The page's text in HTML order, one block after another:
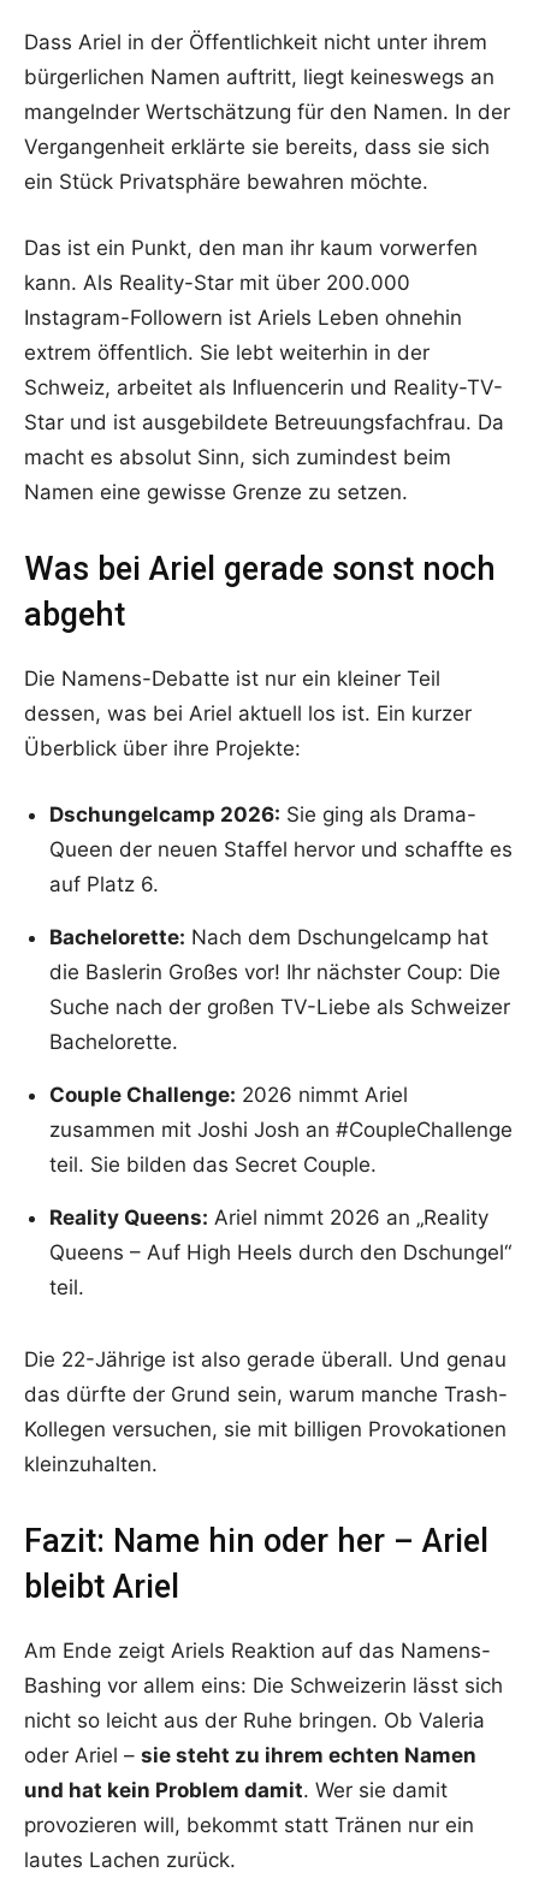
Dass Ariel in der Öffentlichkeit nicht unter ihrem
bürgerlichen Namen auftritt, liegt keineswegs an
mangelnder Wertschätzung für den Namen. In der
Vergangenheit erklärte sie bereits, dass sie sich
ein Stück Privatsphäre bewahren möchte.
Das ist ein Punkt, den man ihr kaum vorwerfen
kann. Als Reality-Star mit über 200.000
Instagram-Followern ist Ariels Leben ohnehin
extrem öffentlich. Sie lebt weiterhin in der
Schweiz, arbeitet als Influencerin und Reality-TV-
Star und ist ausgebildete Betreuungsfachfrau. Da
macht es absolut Sinn, sich zumindest beim
Namen eine gewisse Grenze zu setzen.
Was bei Ariel gerade sonst noch
abgeht
Die Namens-Debatte ist nur ein kleiner Teil
dessen, was bei Ariel aktuell los ist. Ein kurzer
Überblick über ihre Projekte:
Dschungelcamp 2026: Sie ging als Drama-
Queen der neuen Staffel hervor und schaffte es
auf Platz 6.
Bachelorette: Nach dem Dschungelcamp hat
die Baslerin Großes vor! Ihr nächster Coup: Die
Suche nach der großen TV-Liebe als Schweizer
Bachelorette.
Couple Challenge: 2026 nimmt Ariel
zusammen mit Joshi Josh an #CoupleChallenge
teil. Sie bilden das Secret Couple.
Reality Queens: Ariel nimmt 2026 an „Reality
Queens – Auf High Heels durch den Dschungel“
teil.
Die 22-Jährige ist also gerade überall. Und genau
das dürfte der Grund sein, warum manche Trash-
Kollegen versuchen, sie mit billigen Provokationen
kleinzuhalten.
Fazit: Name hin oder her – Ariel
bleibt Ariel
Am Ende zeigt Ariels Reaktion auf das Namens-
Bashing vor allem eins: Die Schweizerin lässt sich
nicht so leicht aus der Ruhe bringen. Ob Valeria
oder Ariel – sie steht zu ihrem echten Namen
und hat kein Problem damit. Wer sie damit
provozieren will, bekommt statt Tränen nur ein
lautes Lachen zurück.